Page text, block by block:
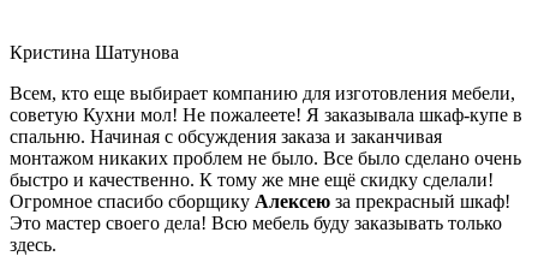
Кристина Шатунова
Всем, кто еще выбирает компанию для изготовления мебели,
советую Кухни мол! Не пожалеете! Я заказывала шкаф-купе в
спальню. Начиная с обсуждения заказа и заканчивая
монтажом никаких проблем не было. Все было сделано очень
быстро и качественно. К тому же мне ещё скидку сделали!
Огромное спасибо сборщику Алексею за прекрасный шкаф!
Это мастер своего дела! Всю мебель буду заказывать только
здесь.